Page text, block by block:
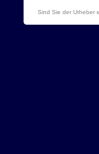
Sind Sie der Urheber